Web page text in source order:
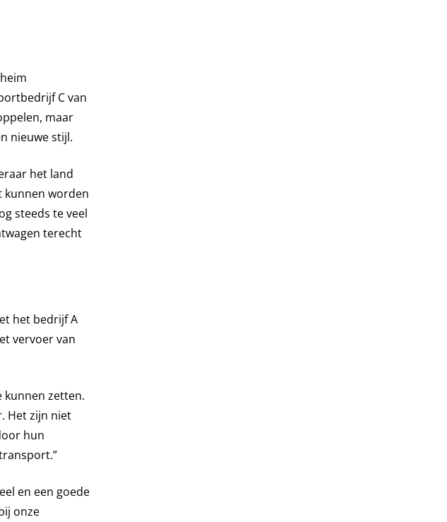
C van
maar
nieuwe stijl.
het land
kunnen worden
steeds te veel
terecht
het bedrijf A
vervoer van
kunnen zetten.
Het zijn niet
hun
en een goede
onze